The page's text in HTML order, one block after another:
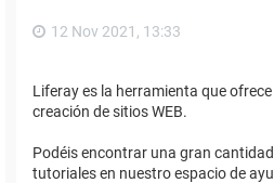
12 Nov 2021, 13:33
Liferay es la herramienta que
creación de sitios WEB.
Podéis encontrar una gran
tutoriales en nuestro espacio de